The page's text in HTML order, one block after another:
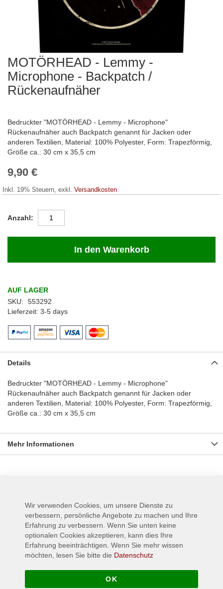
MOTÖRHEAD - Lemmy -
Microphone - Backpatch /
Rückenaufnäher
Bedruckter "MOTÖRHEAD - Lemmy - Microphone"
Rückenaufnäher auch Backpatch genannt für Jacken oder
anderen Textilien, Material: 100% Polyester, Form: Trapezförmig,
Größe ca.: 30 cm x 35,5 cm
9,90 €
Inkl. 19% Steuern, exkl. Versandkosten
Anzahl
In den Warenkorb
AUF LAGER
SKU
553292
Lieferzeit 3-5 days
Zum
Anfang
der
Bildergalerie
Details
Bedruckter "MOTÖRHEAD - Lemmy - Microphone"
Rückenaufnäher auch Backpatch genannt für Jacken oder
anderen Textilien, Material: 100% Polyester, Form: Trapezförmig,
Größe ca.: 30 cm x 35,5 cm
Mehr Informationen
Wir verwenden Cookies, um unsere Dienste zu
verbessern, persönliche Angebote zu machen und Ihre
Erfahrung zu verbessern. Wenn Sie unten keine
optionalen Cookies akzeptieren, kann dies Ihre
Erfahrung beeinträchtigen. Wenn Sie mehr wissen
möchten, lesen Sie bitte die Datenschutz
OK